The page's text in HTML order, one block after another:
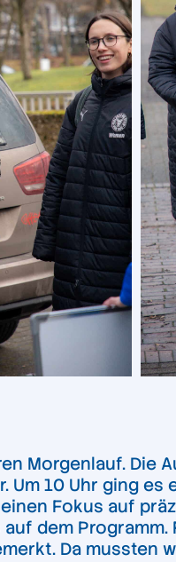
Morgenlauf. Die
10 Uhr ging
Fokus auf
dem Programm.
Da mussten